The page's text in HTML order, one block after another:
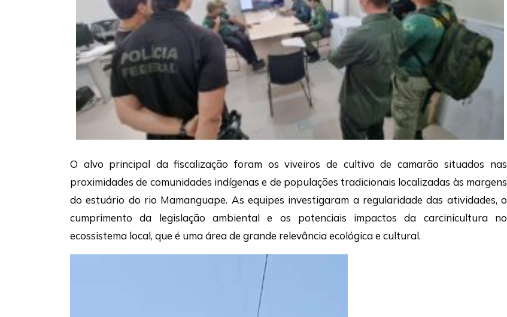
O alvo principal da fiscalização foram os viveiros de cultivo de camarão situados nas
proximidades de comunidades indígenas e de populações tradicionais localizadas às margens
do estuário do rio Mamanguape. As equipes investigaram a regularidade das atividades, o
cumprimento da legislação ambiental e os potenciais impactos da carcinicultura no
ecossistema local, que é uma área de grande relevância ecológica e cultural.